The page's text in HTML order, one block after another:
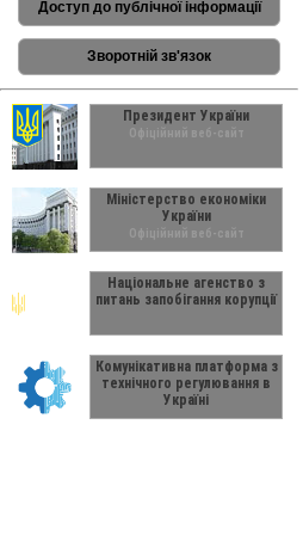
Доступ до публічної інформації
Зворотній зв'язок
Президент України
Офіційний веб-сайт
Міністерство економіки
України
Офіційний веб-сайт
Національне агенство з
питань запобігання корупції
Комунікативна платформа з
технічного регулювання в
Україні